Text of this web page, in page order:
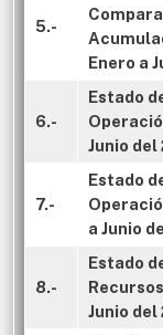
5.-
Enero a
6.-
Estado
Junio del
7.-
Estado
a Junio
8.-
Estado
Junio del